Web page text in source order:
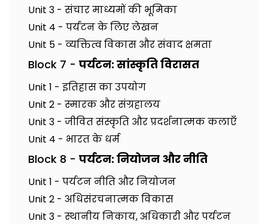
Unit 3 - संचार माध्यमों की भूमिका
Unit 4 - पर्यटन के लिए लेखन
Unit 5 - व्यक्तित्व विकास और संवाद क्षमता
Block 7 - पर्यटन: सांस्कृति विरासत
Unit 1 - इतिहास का उपयोग
Unit 2 - स्मारक और संग्रहालय
Unit 3 - जीवित संस्कृति और प्रदर्शनात्मक कलाएँ
Unit 4 - भारत के धर्म
Block 8 - पर्यटन: नियोजन और नीति
Unit 1 - पर्यटन नीति और नियोजन
Unit 2 - अधिसंरचनात्मक विकास
Unit 3 - स्थानीय निकाय, अधिकारी और पर्यटन